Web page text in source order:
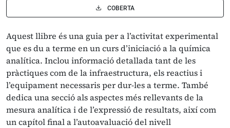
COBERTA
Aquest llibre és una guia per a l’activitat experimental
que es du a terme en un curs d’iniciació a la química
analítica. Inclou informació detallada tant de les
pràctiques com de la infraestructura, els reactius i
l’equipament necessaris per dur-les a terme. També
dedica una secció als aspectes més rellevants de la
mesura analítica i de l’expressió de resultats, així com
un capítol final a l’autoavaluació del nivell